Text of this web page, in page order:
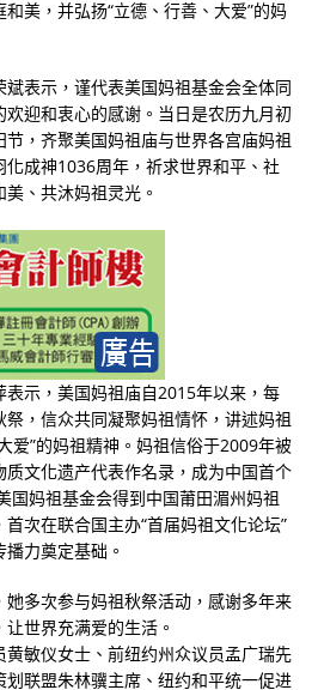
美，并弘扬“立德、行善、大爱”的妈
表示，谨代表美国妈祖基金会全体同
迎和衷心的感谢。当日是农历九月初
，齐聚美国妈祖庙与世界各宫庙妈祖
成神1036周年，祈求世界和平、社
、共沐妈祖灵光。
示，美国妈祖庙自2015年以来，每
，信众共同凝聚妈祖情怀，讲述妈祖
爱”的妈祖精神。妈祖信俗于2009年被
文化遗产代表作名录，成为中国首个
国妈祖基金会得到中国莆田湄州妈祖
次在联合国主办“首届妈祖文化论坛”
力奠定基础。
多次参与妈祖秋祭活动，感谢多年来
世界充满爱的生活。
敏仪女士、前纽约州众议员孟广瑞先
联盟朱林骥主席、纽约和平统一促进